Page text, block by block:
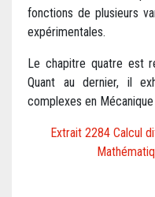
fonctions de plusieurs
expérimentales.
Le chapitre quatre est
Quant au dernier, il
complexes en
Extrait 2284 Calcul